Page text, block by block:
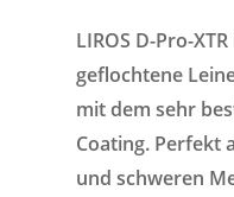
LIROS D-Pro-
geflochtene
mit dem sehr
Coating. Perfekt
und schweren